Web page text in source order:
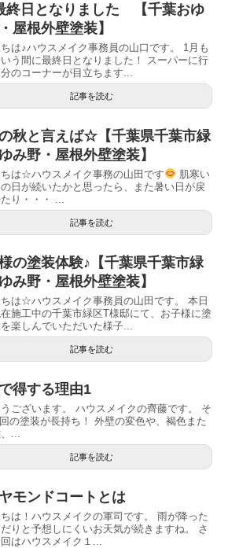
終日となりました 【千葉おゆ
屋根外壁塗装】
ちは♪ハウスメイク事務員の山口です。 1月も
う間に最終日となりました！ スーパーに行
のコーナーが目立ちます...
記事を読む
秋と言えば☆【千葉県千葉市緑
み野・屋根外壁塗装】
ちは☆ハウスメイク事務の山田です
肌寒い
の日が続いたかと思ったら、また暑い日が戻
り・・・ ...
記事を読む
の塗装体験♪【千葉県千葉市緑
み野・屋根外壁塗装】
ちは☆ハウスメイク事務員の山田です。 本日
施工中の千葉市緑区T様邸にて、お子様に塗
楽しんでいただいた様子...
記事を読む
得する理由1
ございます。 ハウスメイクの齊藤です。 そ
の塗装が長持ち！ 外壁の変色や、褐色また
...
記事を読む
モンドコートとは
ちは！ハウスメイクの軍司です。 雨が降った
りと予想しにくいお天気が続きますね。 さ
はハウスメイク１...